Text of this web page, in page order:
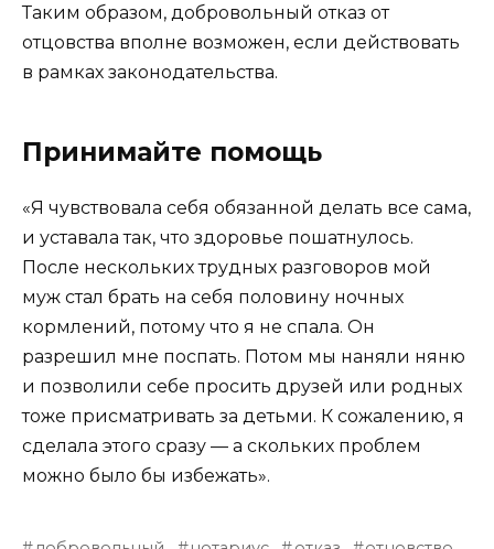
Таким образом, добровольный отказ от
отцовства вполне возможен, если действовать
в рамках законодательства.
Принимайте помощь
«Я чувствовала себя обязанной делать все сама,
и уставала так, что здоровье пошатнулось.
После нескольких трудных разговоров мой
муж стал брать на себя половину ночных
кормлений, потому что я не спала. Он
разрешил мне поспать. Потом мы наняли няню
и позволили себе просить друзей или родных
тоже присматривать за детьми. К сожалению, я
сделала этого сразу — а скольких проблем
можно было бы избежать».